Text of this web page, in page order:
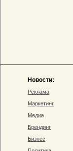
Новости:
Реклама
Маркетинг
Медиа
Брендинг
Бизнес